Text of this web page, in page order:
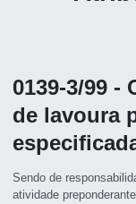
0139-3/99
de lavoura
Sendo de
atividade